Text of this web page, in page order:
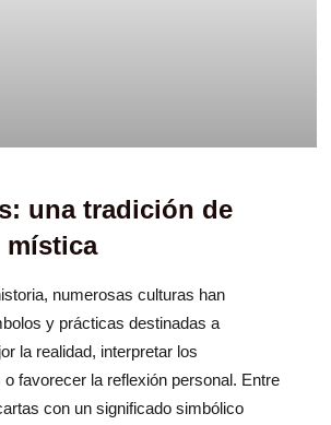
una tradición de
mística
numerosas culturas han
y prácticas destinadas a
la realidad, interpretar los
favorecer la reflexión personal. Entre
con un significado simbólico